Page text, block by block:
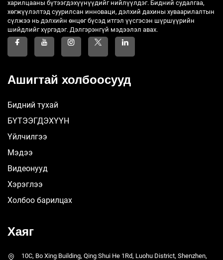
харилцааны бүтээгдэхүүнүүдийг нийлүүлдэг. Бидний судалгаа,
хөгжүүлэлтэд суурилсан инноваци, дэлхий дахины хуваарилалтын
сүлжээ нь дэлхийн өнцөг бүсэд итгэл үүсгэсэн шүршүүрийн
шийдлийг хүргэдэг. Дэлгэрэнгүй мэдээлэл авах.
Ашигтай холбоосууд
Бидний тухай
БҮТЭЭГДЭХҮҮН
Үйлчилгээ
Мэдээ
Видеонууд
Хэрэглээ
Холбоо барилцах
Хаяг
10C, Bo Xing Building, Qing Shui He 1Rd, Luohu District, Shenzhen,